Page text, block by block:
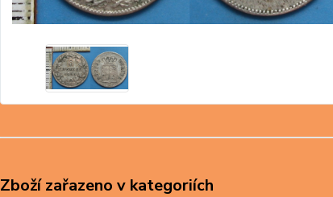
Zboží zařazeno v kategoriích